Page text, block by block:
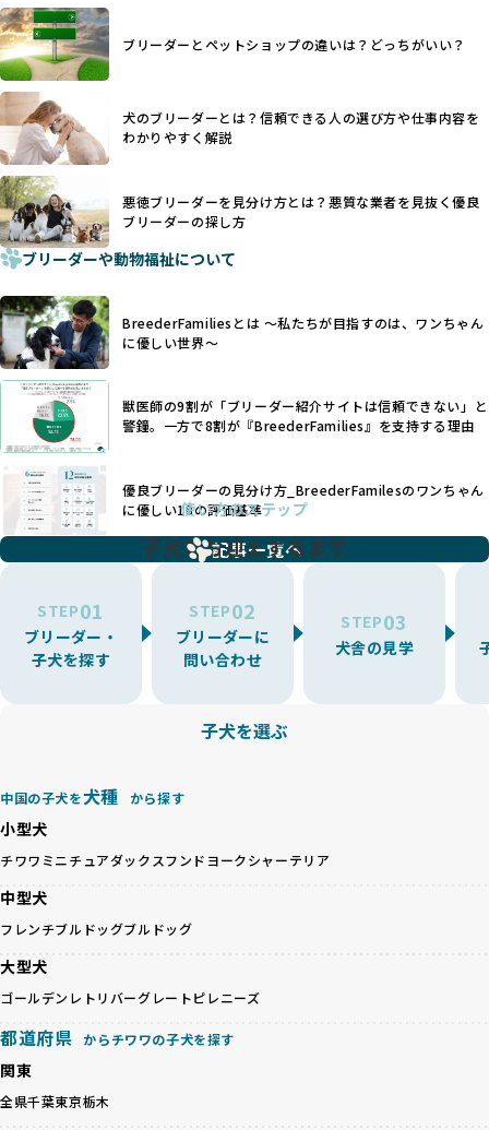
さらに、書類審査のみで掲載が許可されるサイトが多く、実
際の飼育環境やブリーダーの姿勢が見えにくい点も課題で
す。こうしたサイトでは、ブリーダーが記載する情報が主で
あり、実際の現場や日々のケアの状況がわからないため、営
利優先の「悪徳ブリーダー」が含まれるリスクが高まりま
す。
BreederFamiliesでは、ワンちゃんを大切にする「優良ブリ
ーダー」のみを紹介するために、法令を超えた独自の基準を
設け、ブリーダーの理念や飼育環境の厳格なチェックを行っ
ています。
一部の営利優先のブリーディングでは、母犬の出産負担を考
えずに大量繁殖が行われ、親犬が心身ともに疲弊するケース
が見られます。さらに、コストカットのために食事を減らし
たり、栄養のない食事を与える、適切な健康管理が行われな
いなど、ワンちゃんの健康と福祉が犠牲にされることも少な
くありません。
また、健康リスクが予測しづらいミックス犬の繁殖や、愛情
が行き届かない多頭飼育等も問題です。これらのブリーディ
ング手法は、ワンちゃんの福祉を無視し、利益のみを追求す
るブリーダーによるものが多く、消費者にとっても深刻な課
題となっています。
BreederFamiliesでは、こうしたワンちゃんに優しくないブ
リーディングをなくすため、すべてのワンちゃんを家族のよ
うに大切に飼育・繁殖を行っている「優良ブリーダー」のみ
BreederFamiliesでは、アニマルウェルフェアを最優先に考
えた6つの絶対基準と12の総合基準を設定しています。これに
ことを徹底しています。
BreederFamiliesでは、以下の6項目を必須条件とし、これら
基づいた責任あるブリーディングを確保しています。
さらに、健康管理、社会性の育成、遺伝子検査、食事や運動
の質など、ワンちゃんの心身に配慮した飼育環境が整ってい
るかを評価する12項目の総合基準を設けています。これによ
り、より高い基準をクリアしたブリーダーだけを厳選してい
ます。
その結果、合格率10%未満という厳しい基準をクリアした優
良ブリーダーのみが登録されています。
BreederFamiliesでは、法令に準拠するだけでなく、ワンち
ゃんを家族のように愛するという理念を共有するブリーダー
のみを厳選しています。これにより、ユーザーの皆さんに安
心して選べる選択肢を提供しています。
「BreederFamilesのワンちゃんに優しい18の評価基準」は
こちら
ヨーロッパ諸国ではこうした処置が禁止されている一方で、
日本ではいまだ行われる場合があります。
優良ブリーダーは動物福祉を優先し、ワンちゃんの自然な姿
を大切にするため断尾・断耳を行いません。
一方、営利優先ブリーダーでは「見た目が良く売れやすい」
ことを理由に断尾や断耳を行うことがあり、中には麻酔なし
で処置するケースも見受けられます。
「耳やしっぽを切らない」詳細はこちら
犬種ごとに異なる健康リスクや育て方のポイントを理解し、
適切に対応するためには、深い知識と豊富な経験が欠かせま
せん。現在、犬種は200種類以上あり、それぞれに特有の健康
たとえば、パグは呼吸器系のトラブルを抱えやすく、ラブラ
ドール・レトリバーには股関節形成不全への注意が必要で
す。このような犬種ごとの違いを熟知し、適切なケアを提供
できるかどうかは、ブリーダーの専門性に大きく関わりま
す。
優良ブリーダーは、少数の犬種（一般的に3種以内）に絞って
繁殖を行い、各犬種の特徴を熟知しています。これにより、
犬種ごとの健康管理や繁殖において質の高いケアを提供する
ことが可能です。
一方、営利優先ブリーダーは流行や需要に応じて扱う犬種を
増やす傾向があり、犬種ごとに異なる健康問題や適切な育成
環境を十分に考慮しない場合があります。こうしたブリーダ
たりストレスを抱えたりするリスクが高まります。
「少数の犬種に集中」の詳細はこちら
すが、無計画な交配には健康リスクが伴います。異なる犬種
の特徴を持つことで予測しにくい健康問題が発生する可能性
が高く、診断や治療も複雑化する場合があります。また、ミ
待する理想と現実が大きく異なることも少なくありません。
健康と性格を次世代に引き継ぐために、ミックス犬の繁殖を
避けます。無計画な交配がもたらすリスクを理解し、飼い主
殖を徹底しているのです。
一方、営利優先ブリーダーは流行や需要に応じて安易にミッ
が多く見受けられます。場合によっては、チワワ×ハスキー
等体格の異なるリスクの高い交配を行うこともあります。
ペットショップやペットオークションは、流通過程でワンち
ゃんが長時間の輸送を強いられたり、狭いケージに閉じ込め
られるなど、心身に大きな負担がかかります。このような環
ブリーダーとペットショップの違いは？どっちがいい？
犬のブリーダーとは？信頼できる人の選び方や仕事内容を
わかりやすく解説
悪徳ブリーダーを見分け方とは？悪質な業者を見抜く優良
ブリーダーの探し方
ブリーダーや動物福祉について
BreederFamiliesとは 〜私たちが目指すのは、ワンちゃん
に優しい世界〜
獣医師の9割が「ブリーダー紹介サイトは信頼できない」と
警鐘。一方で8割が『BreederFamilies』を支持する理由
優良ブリーダーの見分け方_BreederFamilesのワンちゃん
に優しい18の評価基準
記事一覧へ
使い方のステップ
子犬をお迎えするまで
STEP01
ブリーダー・
子犬を探す
STEP02
ブリーダーに
問い合わせ
STEP03
犬舎の見学
子犬を選ぶ
中国の子犬を犬種 から探す
小型犬
チワワ ミニチュアダックスフンド ヨークシャーテリア
中型犬
フレンチブルドッグブルドッグ
大型犬
ゴールデンレトリバーグレートピレニーズ
都道府県 からチワワの子犬を探す
関東
全県千葉東京栃木